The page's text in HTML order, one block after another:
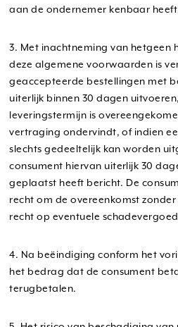
aan de ondernemer kenbaar
3. Met inachtneming van hetgeen
deze algemene voorwaarden is
geaccepteerde bestellingen met
uiterlijk binnen 30 dagen
leveringstermijn is
vertraging ondervindt, of indien
slechts gedeeltelijk kan worden
consument hiervan uiterlijk 30
geplaatst heeft bericht. De
recht om de overeenkomst
recht op eventuele
4. Na beëindiging conform het
het bedrag dat de consument
terugbetalen.